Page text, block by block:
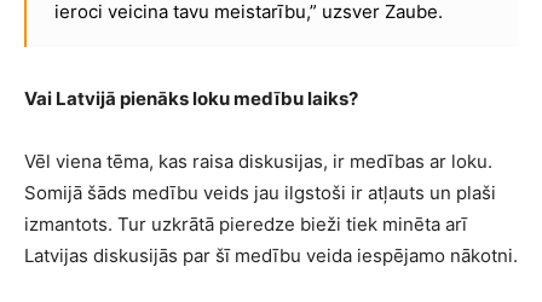
ieroci veicina tavu meistarību,” uzsver Zaube.
Vai Latvijā pienāks loku medību laiks?
Vēl viena tēma, kas raisa diskusijas, ir medības ar loku.
Somijā šāds medību veids jau ilgstoši ir atļauts un plaši
izmantots. Tur uzkrātā pieredze bieži tiek minēta arī
Latvijas diskusijās par šī medību veida iespējamo nākotni.